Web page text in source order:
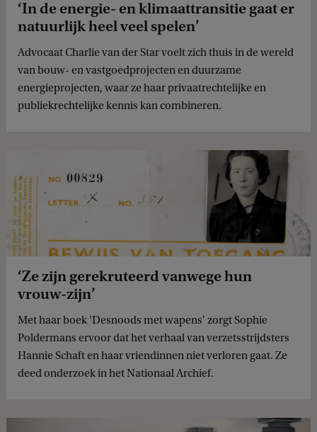
‘In de energie- en klimaattransitie gaat er
natuurlijk heel veel spelen’
Advocaat Charlie van der Star voelt zich thuis in de wereld
van bouw- en vastgoedprojecten en duurzame
energieprojecten, waar ze haar privaatrechtelijke en
publiekrechtelijke kennis kan combineren.
‘Ze zijn gerekruteerd vanwege hun
vrouw-zijn’
Met haar boek 'Desnoods met wapens' zorgt Sophie
Poldermans ervoor dat het verhaal van verzetsstrijdsters
Hannie Schaft en haar vriendinnen niet verloren gaat. Ze
deed onderzoek in het Nationaal Archief.